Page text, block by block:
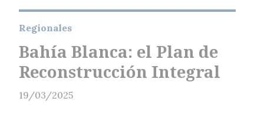
Bahía Blanca: el Plan de
Reconstrucción Integral
Regionales
19/03/2025